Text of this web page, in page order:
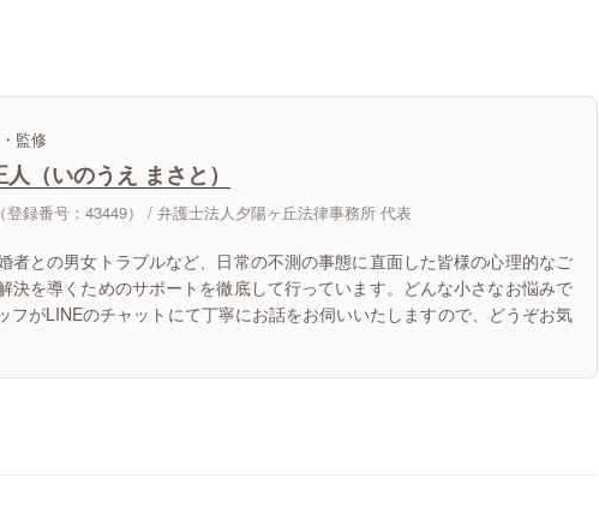
監修
（いのうえ まさと）
登録番号：43449） / 弁護士法人夕陽ヶ丘法律事務所 代表
者との男女トラブルなど、日常の不測の事態に直面した皆様の心理的なご
決を導くためのサポートを徹底して行っています。どんな小さなお悩みで
フがLINEのチャットにて丁寧にお話をお伺いいたしますので、どうぞお気